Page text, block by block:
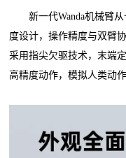
新一代Wanda机械臂从
度设计，操作精度与双臂
采用指尖欠驱技术，末端
高精度动作，模拟人类动